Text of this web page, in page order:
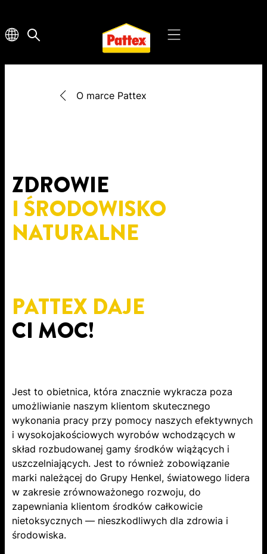
O marce Pattex
ZDROWIE
I ŚRODOWISKO
NATURALNE
PATTEX DAJE
CI MOC!
Jest to obietnica, która znacznie wykracza poza
umożliwianie naszym klientom skutecznego
wykonania pracy przy pomocy naszych efektywnych
i wysokojakościowych wyrobów wchodzących w
skład rozbudowanej gamy środków wiążących i
uszczelniających. Jest to również zobowiązanie
marki należącej do Grupy Henkel, światowego lidera
w zakresie zrównoważonego rozwoju, do
zapewniania klientom środków całkowicie
nietoksycznych — nieszkodliwych dla zdrowia i
środowiska.